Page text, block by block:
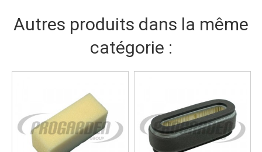
Autres produits dans la même
catégorie :